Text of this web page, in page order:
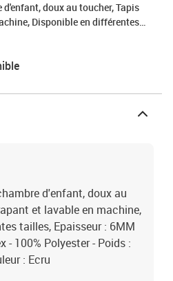
doux au toucher, Tapis
Disponible en différentes
- Envers latex - 100% Polyester -
d'enfant, doux au
et lavable en machine,
tailles, Epaisseur : 6MM
- 100% Polyester - Poids :
: Ecru